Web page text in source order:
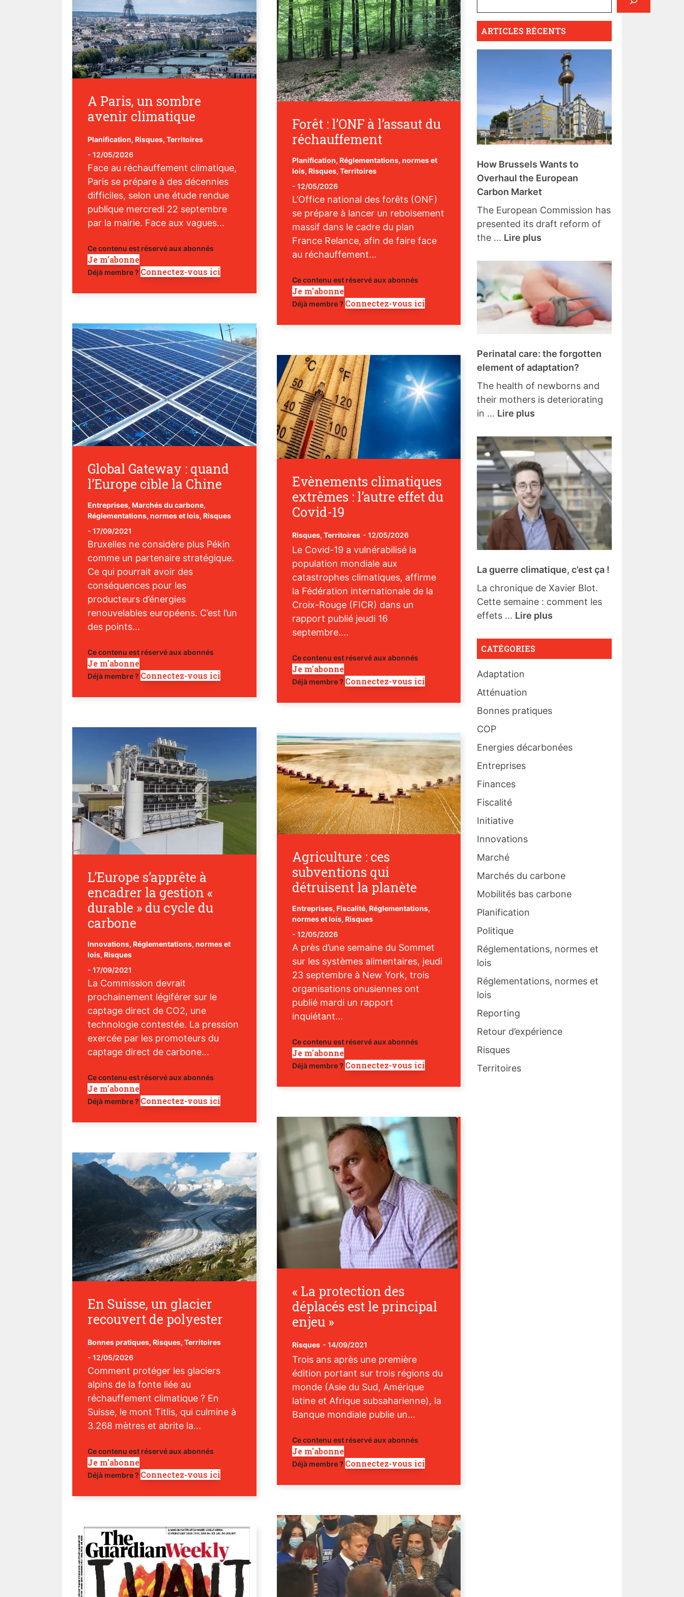
A Paris, un sombre
avenir climatique
Planification, Risques, Territoires
- 12/05/2026
Face au réchauffement climatique,
Paris se prépare à des décennies
difficiles, selon une étude rendue
publique mercredi 22 septembre
par la mairie. Face aux vagues...
Ce contenu est réservé aux abonnés
Je m'abonne
Déjà membre ? Connectez-vous ici
Forêt : l’ONF à l’assaut du
réchauffement
Planification, Réglementations, normes et
lois, Risques, Territoires
- 12/05/2026
L’Office national des forêts (ONF)
se prépare à lancer un reboisement
massif dans le cadre du plan
France Relance, afin de faire face
au réchauffement...
Ce contenu est réservé aux abonnés
Je m'abonne
Déjà membre ? Connectez-vous ici
Global Gateway : quand
l’Europe cible la Chine
Entreprises, Marchés du carbone,
Réglementations, normes et lois, Risques
- 17/09/2021
Bruxelles ne considère plus Pékin
comme un partenaire stratégique.
Ce qui pourrait avoir des
conséquences pour les
producteurs d’énergies
renouvelables européens. C’est l’un
des points...
Ce contenu est réservé aux abonnés
Je m'abonne
Déjà membre ? Connectez-vous ici
Evènements climatiques
extrêmes : l’autre effet du
Covid-19
Risques, Territoires - 12/05/2026
Le Covid-19 a vulnérabilisé la
population mondiale aux
catastrophes climatiques, affirme
la Fédération internationale de la
Croix-Rouge (FICR) dans un
rapport publié jeudi 16
septembre....
Ce contenu est réservé aux abonnés
Je m'abonne
Déjà membre ? Connectez-vous ici
L’Europe s’apprête à
encadrer la gestion «
durable » du cycle du
carbone
Innovations, Réglementations, normes et
lois, Risques
- 17/09/2021
La Commission devrait
prochainement légiférer sur le
captage direct de CO2, une
technologie contestée. La pression
exercée par les promoteurs du
captage direct de carbone...
Ce contenu est réservé aux abonnés
Je m'abonne
Déjà membre ? Connectez-vous ici
Agriculture : ces
subventions qui
détruisent la planète
Entreprises, Fiscalité, Réglementations,
normes et lois, Risques
- 12/05/2026
A près d’une semaine du Sommet
sur les systèmes alimentaires, jeudi
23 septembre à New York, trois
organisations onusiennes ont
publié mardi un rapport
inquiétant...
Ce contenu est réservé aux abonnés
Je m'abonne
Déjà membre ? Connectez-vous ici
« La protection des
déplacés est le principal
enjeu »
Risques - 14/09/2021
Trois ans après une première
édition portant sur trois régions du
monde (Asie du Sud, Amérique
latine et Afrique subsaharienne), la
Banque mondiale publie un...
Ce contenu est réservé aux abonnés
Je m'abonne
Déjà membre ? Connectez-vous ici
En Suisse, un glacier
recouvert de polyester
Bonnes pratiques, Risques, Territoires
- 12/05/2026
Comment protéger les glaciers
alpins de la fonte liée au
réchauffement climatique ? En
Suisse, le mont Titlis, qui culmine à
3.268 mètres et abrite la...
Ce contenu est réservé aux abonnés
Je m'abonne
Déjà membre ? Connectez-vous ici
ARTICLES RÉCENTS
How Brussels Wants to
Overhaul the European
Carbon Market
The European Commission has
presented its draft reform of
the ... Lire plus
Perinatal care: the forgotten
element of adaptation?
The health of newborns and
their mothers is deteriorating
in ... Lire plus
La guerre climatique, c’est ça !
La chronique de Xavier Blot.
Cette semaine : comment les
effets ... Lire plus
CATÉGORIES
Adaptation
Atténuation
Bonnes pratiques
COP
Energies décarbonées
Entreprises
Finances
Fiscalité
Initiative
Innovations
Marché
Marchés du carbone
Mobilités bas carbone
Planification
Politique
Réglementations, normes et
lois
Réglementations, normes et
lois
Reporting
Retour d’expérience
Risques
Territoires